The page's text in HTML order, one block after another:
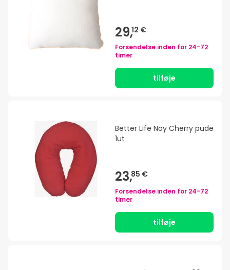
29,12 €
Forsendelse inden for 24-72
timer
tilføje
Better Life Noy Cherry pude
1ut
23,85 €
Forsendelse inden for 24-72
timer
tilføje